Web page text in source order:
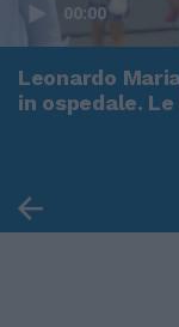
00:00
Leonardo
in ospedale.